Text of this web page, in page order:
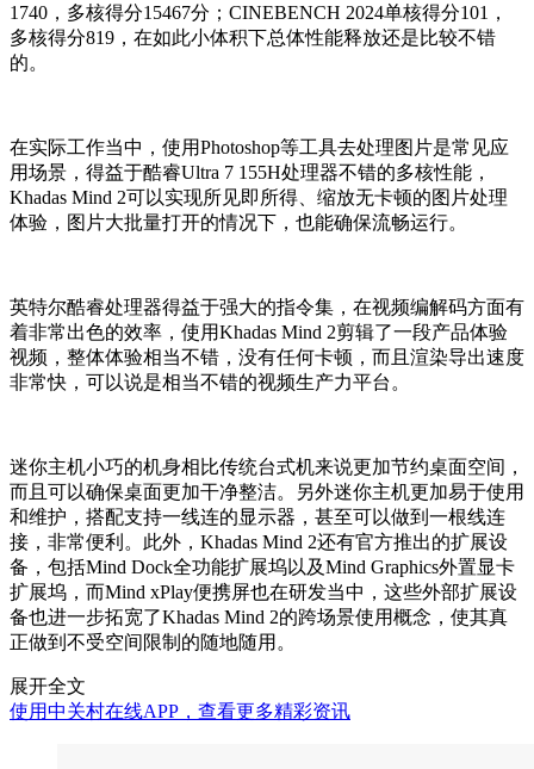
1740，多核得分15467分；CINEBENCH 2024单核得分101，
多核得分819，在如此小体积下总体性能释放还是比较不错
的。
在实际工作当中，使用Photoshop等工具去处理图片是常见应
用场景，得益于酷睿Ultra 7 155H处理器不错的多核性能，
Khadas Mind 2可以实现所见即所得、缩放无卡顿的图片处理
体验，图片大批量打开的情况下，也能确保流畅运行。
英特尔酷睿处理器得益于强大的指令集，在视频编解码方面有
着非常出色的效率，使用Khadas Mind 2剪辑了一段产品体验
视频，整体体验相当不错，没有任何卡顿，而且渲染导出速度
非常快，可以说是相当不错的视频生产力平台。
迷你主机小巧的机身相比传统台式机来说更加节约桌面空间，
而且可以确保桌面更加干净整洁。另外迷你主机更加易于使用
和维护，搭配支持一线连的显示器，甚至可以做到一根线连
接，非常便利。此外，Khadas Mind 2还有官方推出的扩展设
备，包括Mind Dock全功能扩展坞以及Mind Graphics外置显卡
扩展坞，而Mind xPlay便携屏也在研发当中，这些外部扩展设
备也进一步拓宽了Khadas Mind 2的跨场景使用概念，使其真
正做到不受空间限制的随地随用。
展开全文
使用中关村在线APP，查看更多精彩资讯